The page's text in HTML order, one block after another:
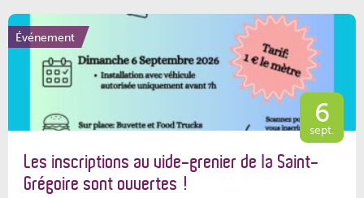
Événement
6
sept.
Les inscriptions au vide-grenier de la Saint-
Grégoire sont ouvertes !